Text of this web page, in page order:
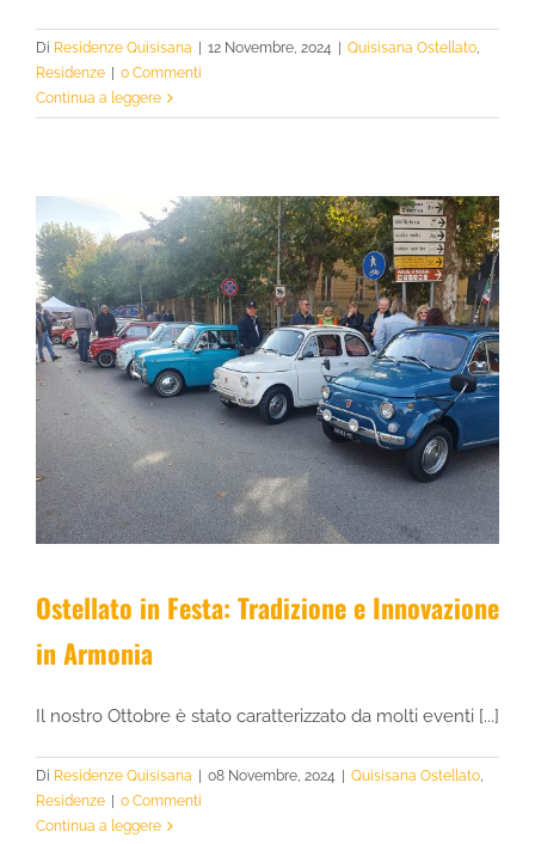
Di Residenze Quisisana | 12 Novembre, 2024 | Quisisana Ostellato
Residenze | 0 Commenti
Continua a leggere
Ostellato in Festa: Tradizione e Innovazione
in Armonia
Il nostro Ottobre è stato caratterizzato da molti eventi [...]
Di Residenze Quisisana | 08 Novembre, 2024 | Quisisana Ostellato
Residenze | 0 Commenti
Continua a leggere